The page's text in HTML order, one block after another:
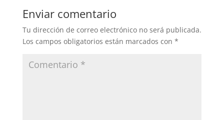
Enviar comentario
Tu dirección de correo electrónico no será publicada.
Los campos obligatorios están marcados con *